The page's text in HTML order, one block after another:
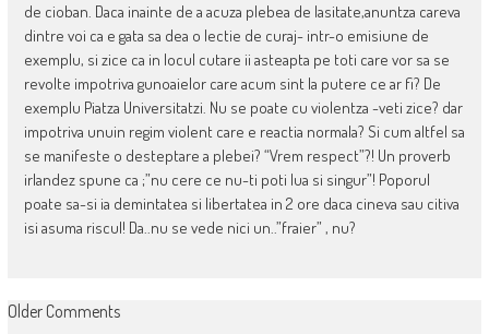
de cioban. Daca inainte de a acuza plebea de lasitate,anuntza careva
dintre voi ca e gata sa dea o lectie de curaj- intr-o emisiune de
exemplu, si zice ca in locul cutare ii asteapta pe toti care vor sa se
revolte impotriva gunoaielor care acum sint la putere ce ar fi? De
exemplu Piatza Universitatzi. Nu se poate cu violentza -veti zice? dar
impotriva unuin regim violent care e reactia normala? Si cum altfel sa
se manifeste o desteptare a plebei? “Vrem respect”?! Un proverb
irlandez spune ca ;”nu cere ce nu-ti poti lua si singur”! Poporul
poate sa-si ia demintatea si libertatea in 2 ore daca cineva sau citiva
isi asuma riscul! Da..nu se vede nici un..”fraier” , nu?
COMMENT
Older Comments